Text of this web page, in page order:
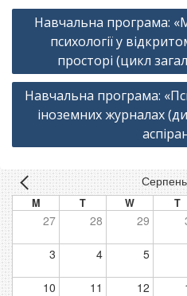
Навігація
записів
Навчальна програма:
психології у
просторі (цикл
Навчальна програма:
іноземних журналах
M T W T
27 28 29
3 4 5
10 11 12